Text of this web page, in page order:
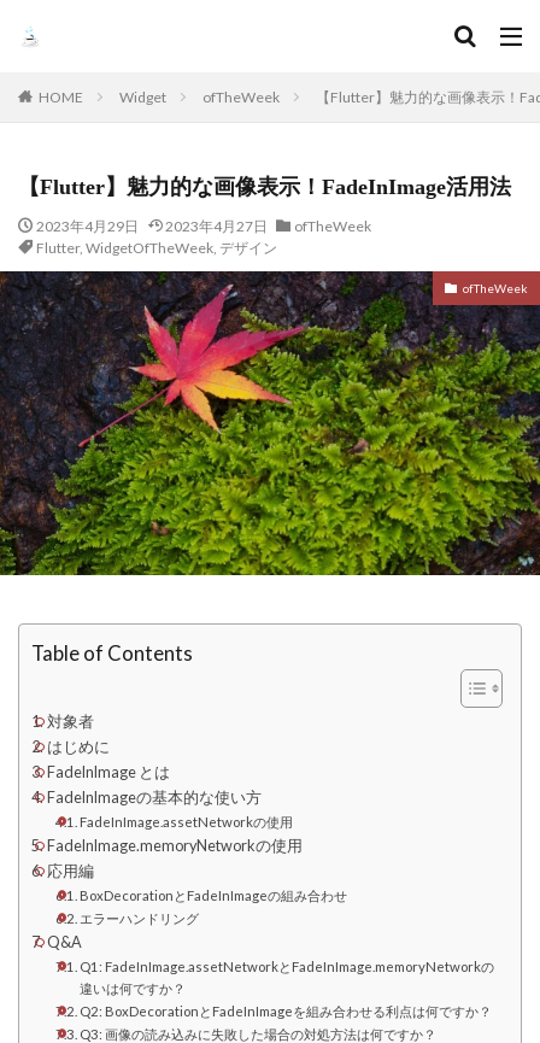
HOME Widget ofTheWeek 【Flutter】魅力的な画像表示！
【Flutter】魅力的な画像表示！FadeInImage活用法
2023年4月29日 2023年4月27日
ofTheWeek
Flutter, WidgetOfTheWeek, デザイン
ofTheWeek
Table of Contents
対象者
はじめに
FadeInImage とは
FadeInImageの基本的な使い方
FadeInImage.assetNetworkの使用
FadeInImage.memoryNetworkの使用
応用編
BoxDecorationとFadeInImageの組み合わせ
エラーハンドリング
Q&A
Q1: FadeInImage.assetNetworkとFadeInImage.memoryNetworkの
違いは何ですか？
Q2: BoxDecorationとFadeInImageを組み合わせる利点は何ですか？
Q3: 画像の読み込みに失敗した場合の対処方法は何ですか？